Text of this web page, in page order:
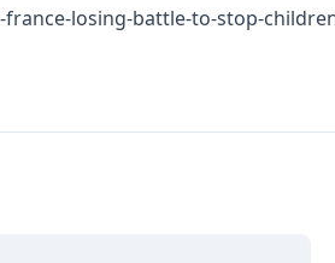
losing-battle-to-stop-